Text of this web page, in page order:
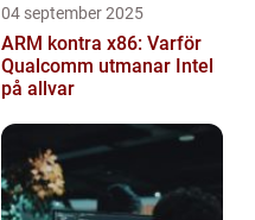
04 september 2025
ARM kontra x86: Varför
Qualcomm utmanar Intel
på allvar